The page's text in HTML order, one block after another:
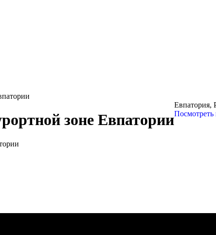
зоне Евпатории
Евпатория,
Посмотреть